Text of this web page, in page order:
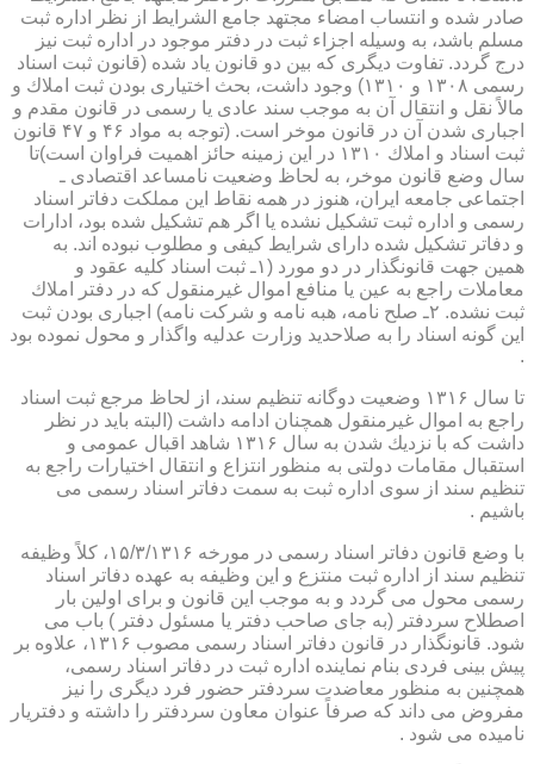
صادر شده و انتساب امضاء مجتهد جامع الشرایط از نظر اداره ثبت
مسلم باشد، به وسیله اجزاء ثبت در دفتر موجود در اداره ثبت نیز
درج گردد. تفاوت دیگری كه بین دو قانون یاد شده (قانون ثبت اسناد
رسمی ۱۳۰۸ و ۱۳۱۰) وجود داشت، بحث اختیاری بودن ثبت املاك و
مالاً نقل و انتقال آن به موجب سند عادی یا رسمی در قانون مقدم و
اجباری شدن آن در قانون موخر است. (توجه به مواد ۴۶ و ۴۷ قانون
ثبت اسناد و املاك ۱۳۱۰ در این زمینه حائز اهمیت فراوان است)تا
سال وضع قانون موخر، به لحاظ وضعیت نامساعد اقتصادی ـ
اجتماعی جامعه ایران، هنوز در همه نقاط این مملكت دفاتر اسناد
رسمی و اداره ثبت تشكیل نشده یا اگر هم تشكیل شده بود، ادارات
و دفاتر تشكیل شده دارای شرایط كیفی و مطلوب نبوده اند. به
همین جهت قانونگذار در دو مورد (۱ـ ثبت اسناد كلیه عقود و
معاملات راجع به عین یا منافع اموال غیرمنقول كه در دفتر املاك
ثبت نشده. ۲ـ صلح نامه، هبه نامه و شركت نامه) اجباری بودن ثبت
این گونه اسناد را به صلاحدید وزارت عدلیه واگذار و محول نموده بود
.
تا سال ۱۳۱۶ وضعیت دوگانه تنظیم سند، از لحاظ مرجع ثبت اسناد
راجع به اموال غیرمنقول همچنان ادامه داشت (البته باید در نظر
داشت كه با نزدیك شدن به سال ۱۳۱۶ شاهد اقبال عمومی و
استقبال مقامات دولتی به منظور انتزاع و انتقال اختیارات راجع به
تنظیم سند از سوی اداره ثبت به سمت دفاتر اسناد رسمی می
باشیم .
با وضع قانون دفاتر اسناد رسمی در مورخه ۱۵/۳/۱۳۱۶، كلاً وظیفه
تنظیم سند از اداره ثبت منتزع و این وظیفه به عهده دفاتر اسناد
رسمی محول می گردد و به موجب این قانون و برای اولین بار
اصطلاح سردفتر (به جای صاحب دفتر یا مسئول دفتر ) باب می
شود. قانونگذار در قانون دفاتر اسناد رسمی مصوب ۱۳۱۶، علاوه بر
پیش بینی فردی بنام نماینده اداره ثبت در دفاتر اسناد رسمی،
همچنین به منظور معاضدت سردفتر حضور فرد دیگری را نیز
مفروض می داند كه صرفاً عنوان معاون سردفتر را داشته و دفتریار
نامیده می شود .